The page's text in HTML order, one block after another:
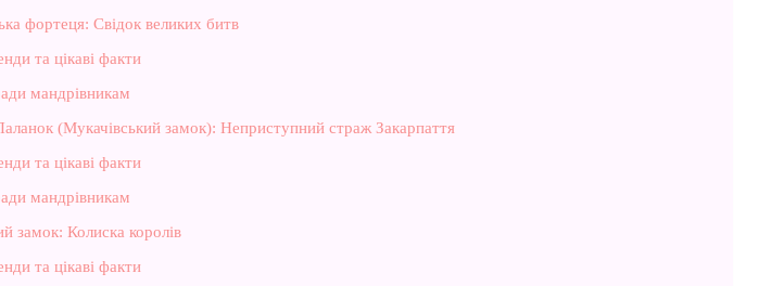
фортеця: Свідок великих битв
та цікаві факти
мандрівникам
(Мукачівський замок): Неприступний страж Закарпаття
та цікаві факти
мандрівникам
замок: Колиска королів
та цікаві факти